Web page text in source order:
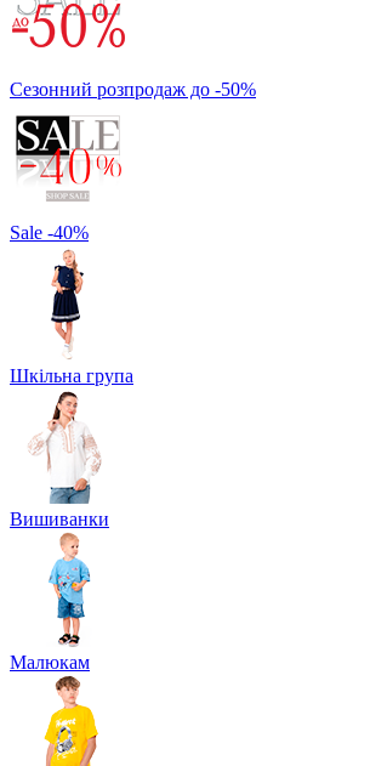
Сезонний розпродаж до -50%
Sale -40%
Шкільна група
Вишиванки
Малюкам